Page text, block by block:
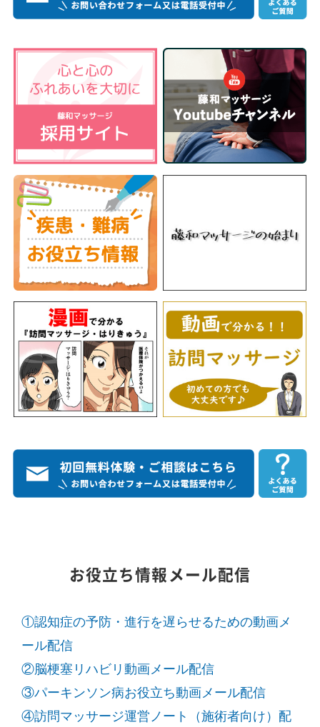
お役立ち情報メール配信
①認知症の予防・進行を遅らせるための動画メ
ール配信
②脳梗塞リハビリ動画メール配信
③パーキンソン病お役立ち動画メール配信
④訪問マッサージ運営ノート（施術者向け）配